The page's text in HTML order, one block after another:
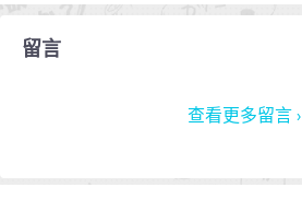
留言
查看更多留言 ›